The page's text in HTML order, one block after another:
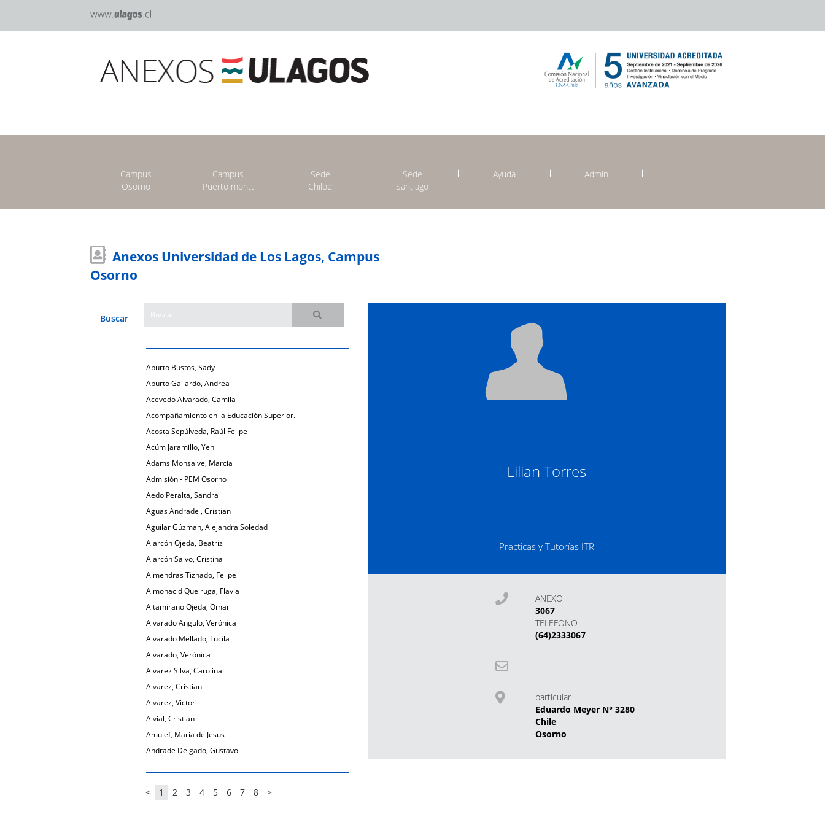
Campus
Osorno
Campus
Puerto montt
Sede
Chiloe
Sede
Santiago
Ayuda Admin
Anexos Universidad de Los Lagos, Campus
Osorno
Buscar
Aburto Bustos, Sady
Aburto Gallardo, Andrea
Acevedo Alvarado, Camila
Acompañamiento en la Educación Superior.
Acosta Sepúlveda, Raúl Felipe
Acúm Jaramillo, Yeni
Adams Monsalve, Marcia
Admisión - PEM Osorno
Aedo Peralta, Sandra
Aguas Andrade , Cristian
Aguilar Gúzman, Alejandra Soledad
Alarcón Ojeda, Beatriz
Alarcón Salvo, Cristina
Almendras Tiznado, Felipe
Almonacid Queiruga, Flavia
Altamirano Ojeda, Omar
Alvarado Angulo, Verónica
Alvarado Mellado, Lucila
Alvarado, Verónica
Alvarez Silva, Carolina
Alvarez, Cristian
Alvarez, Victor
Alvial, Cristian
Amulef, Maria de Jesus
Andrade Delgado, Gustavo
< 1 2 3 4 5 6 7 8 >
Lilian Torres
Practicas y Tutorías ITR
ANEXO
3067
TELEFONO
(64)2333067
particular
Eduardo Meyer N° 3280
Chile
Osorno